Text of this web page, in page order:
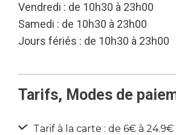
Vendredi : de 10h30 à 23h00
Samedi : de 10h30 à 23h00
Jours fériés : de 10h30 à 23h00
Tarifs, Modes de
Tarif à la carte : de 6€ à 24.9€